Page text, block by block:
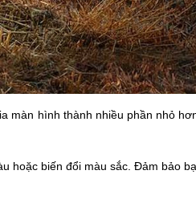
màn hình thành nhiều phần nhỏ
hoặc biến đổi màu sắc. Đảm bảo